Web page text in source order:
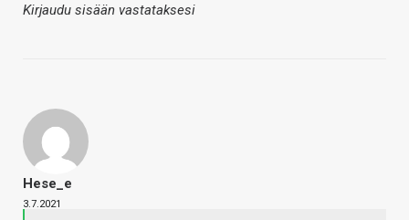
Kirjaudu sisään vastataksesi
Hese_e
3.7.2021